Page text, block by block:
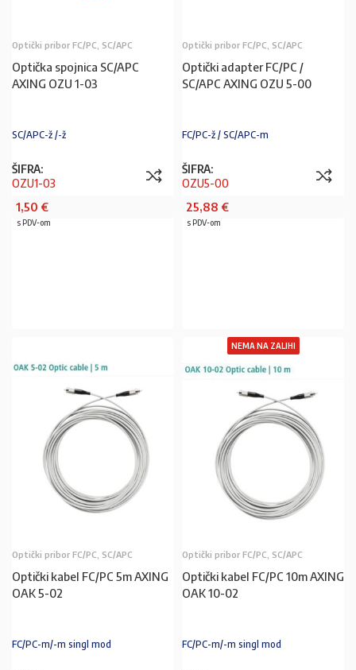
Optički pribor FC/PC, SC/APC
Optička spojnica SC/APC
AXING OZU 1-03
SC/APC-ž /-ž
ŠIFRA:
OZU1-03
1,50 €
s PDV-om
Optički pribor FC/PC, SC/APC
Optički adapter FC/PC /
SC/APC AXING OZU 5-00
FC/PC-ž / SC/APC-m
ŠIFRA:
OZU5-00
25,88 €
s PDV-om
Optički pribor FC/PC, SC/APC
Optički kabel FC/PC 5m AXING
OAK 5-02
FC/PC-m/-m singl mod
NEMA NA ZALIHI
Optički pribor FC/PC, SC/APC
Optički kabel FC/PC 10m AXING
OAK 10-02
FC/PC-m/-m singl mod